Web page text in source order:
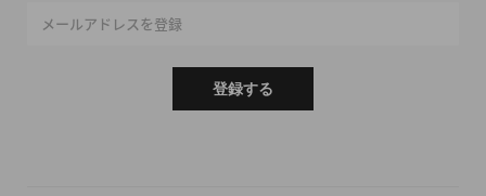
メールアドレスを登録
登録する